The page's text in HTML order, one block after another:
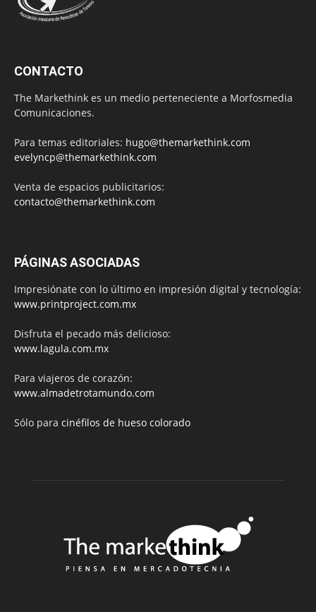
CONTACTO
The Markethink es un medio perteneciente a Morfosmedia
Comunicaciones.
Para temas editoriales: hugo@themarkethink.com
evelyncp@themarkethink.com
Venta de espacios publicitarios:
contacto@themarkethink.com
PÁGINAS ASOCIADAS
Impresiónate con lo último en impresión digital y tecnología:
www.printproject.com.mx
Disfruta el pecado más delicioso:
www.lagula.com.mx
Para viajeros de corazón:
www.almadetrotamundo.com
Sólo para cinéfilos de hueso colorado